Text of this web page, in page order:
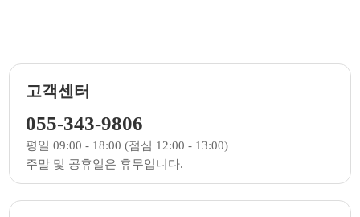
고객센터
055-343-9806
평일 09:00 - 18:00 (점심 12:00 - 13:00)
주말 및 공휴일은 휴무입니다.